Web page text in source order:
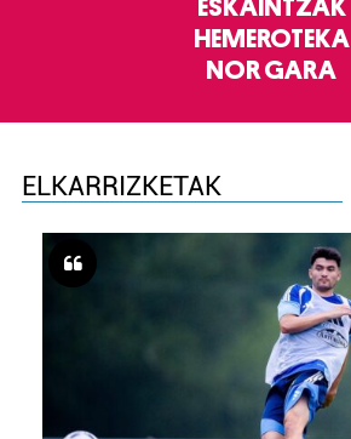
ESKAINTZAK
HEMEROTEKA
NOR GARA
ELKARRIZKETAK